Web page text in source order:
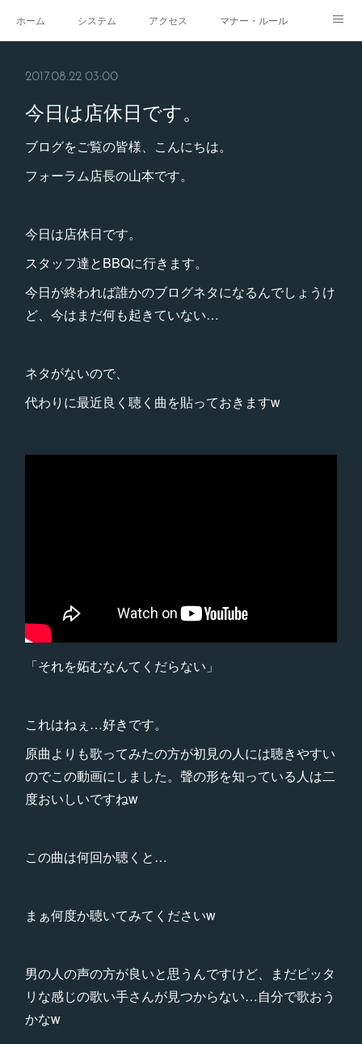
ホーム システム アクセス マナー・ルール
2017.08.22 03:00
今日は店休日です。
ブログをご覧の皆様、こんにちは。
フォーラム店長の山本です。
今日は店休日です。
スタッフ達とBBQに行きます。
今日が終われば誰かのブログネタになるんでしょうけ
ど、今はまだ何も起きていない…
ネタがないので、
代わりに最近良く聴く曲を貼っておきますw
「それを妬むなんてくだらない」
これはねぇ…好きです。
原曲よりも歌ってみたの方が初見の人には聴きやすい
のでこの動画にしました。聲の形を知っている人は二
度おいしいですねw
この曲は何回か聴くと…
まぁ何度か聴いてみてくださいw
男の人の声の方が良いと思うんですけど、まだピッタ
リな感じの歌い手さんが見つからない…自分で歌おう
かなw